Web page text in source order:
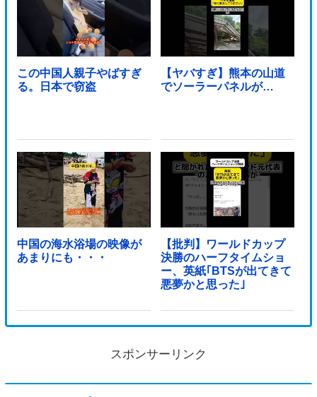
この中国人親子やばすぎ
る。日本で窃盗
【ヤバすぎ】熊本の山道
でソーラーパネルが…
中国の海水浴場の映像が
あまりにも・・・
【批判】ワールドカップ
決勝のハーフタイムショ
ー、英紙｢BTSが出てきて
悪夢かと思った｣
スポンサーリンク